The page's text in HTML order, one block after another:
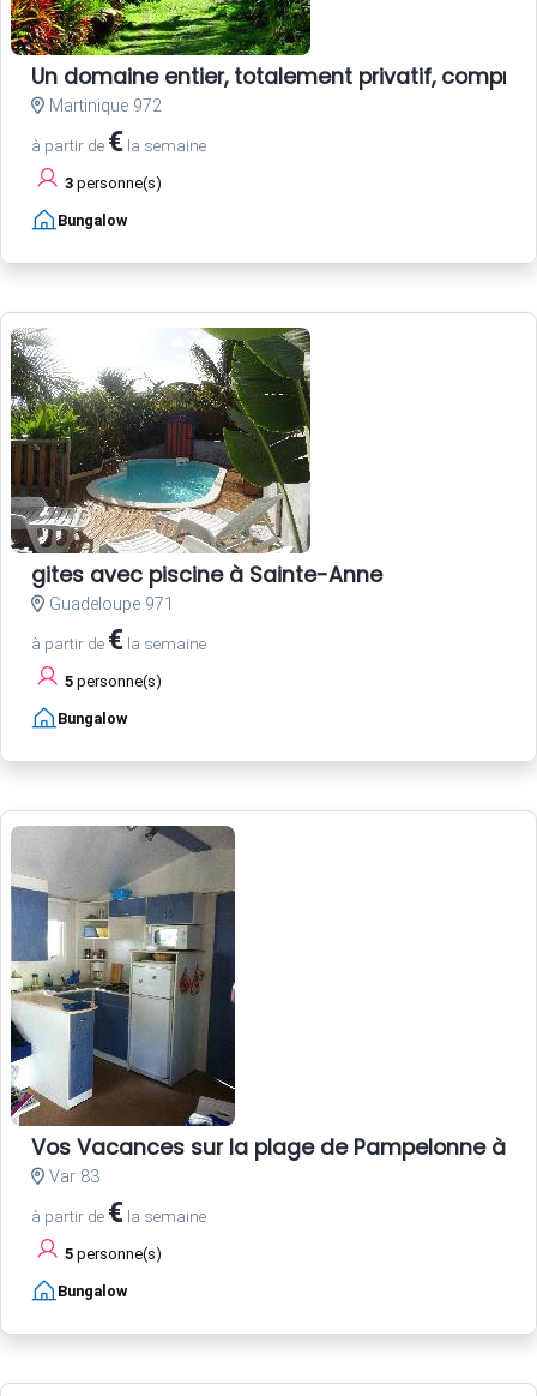
Un domaine entier, totalement privatif,
Martinique 972
à partir de € la semaine
3 personne(s)
Bungalow
gites avec piscine à Sainte-Anne
Guadeloupe 971
à partir de € la semaine
5 personne(s)
Bungalow
Vos Vacances sur la plage de Pampelonne à
Var 83
à partir de € la semaine
5 personne(s)
Bungalow